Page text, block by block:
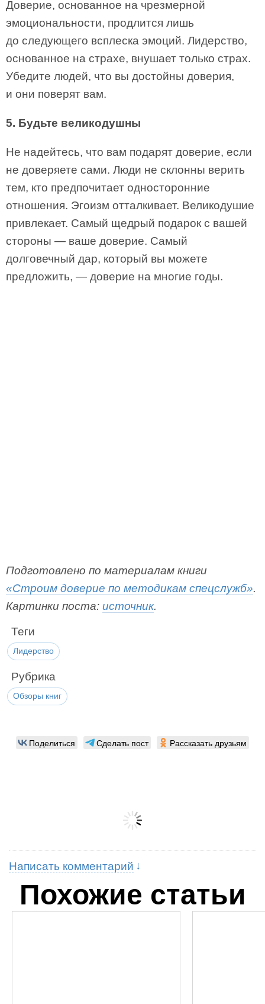
Доверие, основанное на чрезмерной
эмоциональности, продлится лишь
до следующего всплеска эмоций. Лидерство,
основанное на страхе, внушает только страх.
Убедите людей, что вы достойны доверия,
и они поверят вам.
5. Будьте великодушны
Не надейтесь, что вам подарят доверие, если
не доверяете сами. Люди не склонны верить
тем, кто предпочитает односторонние
отношения. Эгоизм отталкивает. Великодушие
привлекает. Самый щедрый подарок с вашей
стороны — ваше доверие. Самый
долговечный дар, который вы можете
предложить, — ­доверие на многие годы.
Подготовлено по материалам книги
«Строим доверие по методикам спецслужб».
Картинки поста: источник.
Теги
Лидерство
Рубрика
Обзоры книг
Поделиться Сделать пост Рассказать друзьям
Написать комментарий
Похожие статьи